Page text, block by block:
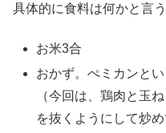
具体的に食料は何かと言
お米3合
おかず。ぺミカンと
（今回は、鶏肉と玉
を抜くようにして炒